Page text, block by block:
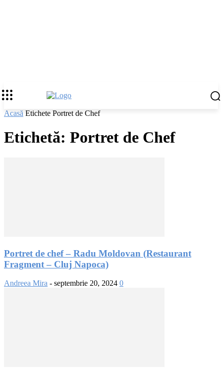
Acasă Etichete Portret de Chef
Etichetă: Portret de Chef
Portret de chef – Radu Moldovan (Restaurant
Fragment – Cluj Napoca)
Andreea Mira - septembrie 20, 2024 0